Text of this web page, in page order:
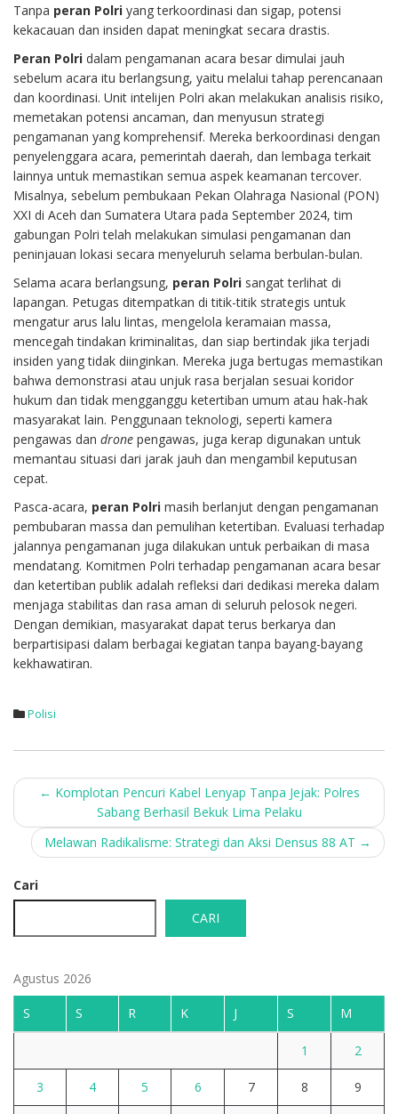
Tanpa peran Polri yang terkoordinasi dan sigap, potensi
kekacauan dan insiden dapat meningkat secara drastis.
Peran Polri dalam pengamanan acara besar dimulai jauh
sebelum acara itu berlangsung, yaitu melalui tahap perencanaan
dan koordinasi. Unit intelijen Polri akan melakukan analisis risiko,
memetakan potensi ancaman, dan menyusun strategi
pengamanan yang komprehensif. Mereka berkoordinasi dengan
penyelenggara acara, pemerintah daerah, dan lembaga terkait
lainnya untuk memastikan semua aspek keamanan tercover.
Misalnya, sebelum pembukaan Pekan Olahraga Nasional (PON)
XXI di Aceh dan Sumatera Utara pada September 2024, tim
gabungan Polri telah melakukan simulasi pengamanan dan
peninjauan lokasi secara menyeluruh selama berbulan-bulan.
Selama acara berlangsung, peran Polri sangat terlihat di
lapangan. Petugas ditempatkan di titik-titik strategis untuk
mengatur arus lalu lintas, mengelola keramaian massa,
mencegah tindakan kriminalitas, dan siap bertindak jika terjadi
insiden yang tidak diinginkan. Mereka juga bertugas memastikan
bahwa demonstrasi atau unjuk rasa berjalan sesuai koridor
hukum dan tidak mengganggu ketertiban umum atau hak-hak
masyarakat lain. Penggunaan teknologi, seperti kamera
pengawas dan drone pengawas, juga kerap digunakan untuk
memantau situasi dari jarak jauh dan mengambil keputusan
cepat.
Pasca-acara, peran Polri masih berlanjut dengan pengamanan
pembubaran massa dan pemulihan ketertiban. Evaluasi terhadap
jalannya pengamanan juga dilakukan untuk perbaikan di masa
mendatang. Komitmen Polri terhadap pengamanan acara besar
dan ketertiban publik adalah refleksi dari dedikasi mereka dalam
menjaga stabilitas dan rasa aman di seluruh pelosok negeri.
Dengan demikian, masyarakat dapat terus berkarya dan
berpartisipasi dalam berbagai kegiatan tanpa bayang-bayang
kekhawatiran.
Polisi
Post
navigation
← Komplotan Pencuri Kabel Lenyap Tanpa Jejak: Polres
Sabang Berhasil Bekuk Lima Pelaku
Melawan Radikalisme: Strategi dan Aksi Densus 88 AT →
Cari
CARI
Agustus 2026
S S R K J S M
1 2
3 4 5 6 7 8 9